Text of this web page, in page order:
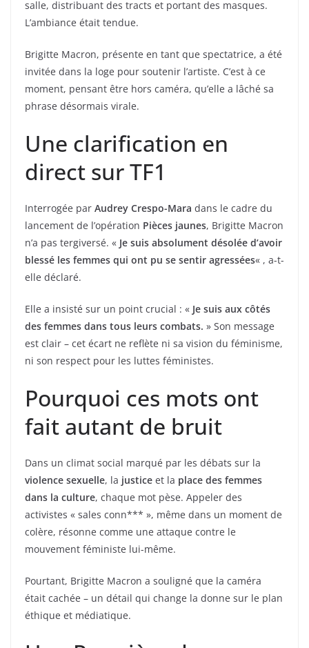
salle, distribuant des tracts et portant des masques.
L’ambiance était tendue.
Brigitte Macron, présente en tant que spectatrice, a été
invitée dans la loge pour soutenir l’artiste. C’est à ce
moment, pensant être hors caméra, qu’elle a lâché sa
phrase désormais virale.
Une clarification en
direct sur TF1
Interrogée par Audrey Crespo-Mara dans le cadre du
lancement de l’opération Pièces jaunes, Brigitte Macron
n’a pas tergiversé. « Je suis absolument désolée d’avoir
blessé les femmes qui ont pu se sentir agressées« , a-t-
elle déclaré.
Elle a insisté sur un point crucial : « Je suis aux côtés
des femmes dans tous leurs combats. » Son message
est clair – cet écart ne reflète ni sa vision du féminisme,
ni son respect pour les luttes féministes.
Pourquoi ces mots ont
fait autant de bruit
Dans un climat social marqué par les débats sur la
violence sexuelle, la justice et la place des femmes
dans la culture, chaque mot pèse. Appeler des
activistes « sales conn*** », même dans un moment de
colère, résonne comme une attaque contre le
mouvement féministe lui-même.
Pourtant, Brigitte Macron a souligné que la caméra
était cachée – un détail qui change la donne sur le plan
éthique et médiatique.